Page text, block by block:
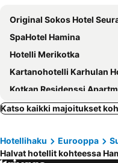
Original Sokos Hotel Seurahuone
SpaHotel Hamina
Hotelli Merikotka
Kartanohotelli Karhulan
Kotkan Residenssi
Katso kaikki majoitukset
Hotellihaku Eurooppa
Halvat hotellit kohteessa